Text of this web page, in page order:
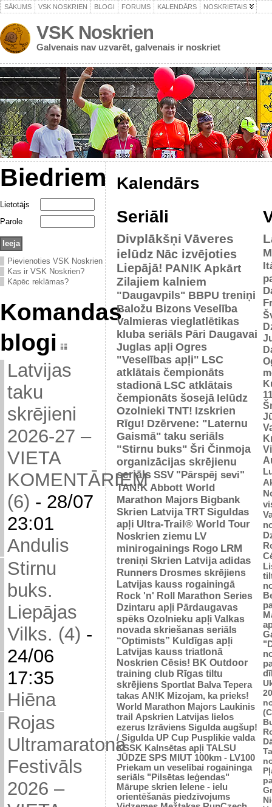
SĀKUMS VSK NOSKRIEN BLOGI FORUMS KALENDĀRS NOSKRIETAIS
VSK Noskrien
Galvenais nav uzvarēt, galvenais ir noskriet
Biedriem
Lietotājs
Parole
Pievienoties VSK Noskrien
Kas ir VSK Noskrien?
Kāpēc reklāmas?
Komandas
blogi
Latvijas
taku
skrējieni
2026-27 –
VIETA
KOMENTĀRIEM
(6) - 28/07
23:01
Andulis
Stirnu
buks.
Liepājas
Vilks. (4) -
24/06
17:35
Hiēna
Rojas
Ultramaratona
Festivāls
2026 –
Kalendārs
Seriāli
Divplākšņi Vāveres
ielūdz Nāc izvējoties
Liepājā! PAN!K Apkārt
Zilajiem kalniem
"Daugavpils" BBPU treniņi
Baložu BizonsVeselība
Valmieras vieglatlētikas
kluba seriāls Pāri Daugavai
Juglas apļi Ogres
"Veselības apļi" LSC
atklātais čempionāts
stadionā LSC atklātais
čempionāts šosejā Ielūdz
Ozolnieki TNT! Izskrien
Rīgu! Dzērvene: "Laternu
Gaismā" taku seriāls
"Stirnu buks" Šri Činmoja
organizācijas skrējienu
seriāls SSV "Pārspēj sevi"
TAN!K Abbott World
Marathon Majors Bigbank
Skrien Latvija TRT Siguldas
apļi Ultra-Trail® World Tour
Noskrien ziemu LV
minirogainings Rogo LRM
treniņi Skrien Latvija adidas
Runners Drosmes skrējiens
Latvijas kauss rogainingā
Rock 'n' Roll Marathon Series
Dzintaru apļi Pārdaugavas
spēks Ozolnieku apļi Valkas
novada skriešanas seriāls
“Optimists” Kuldīgas apļi
Latvijas kauss triatlonā
Noskrien Cēsis! BK Outdoor
training club Rīgas tiltu
skrējiens Sportlat Balva Tepera
takas AN!K Mizojam, ka prieks!
World Marathon Majors Laukinis
trail Apskrien Latvijas lielos
ezerus Izrāviens Sigulda augšup!
/ Sigulda UP Cup Pusplikie valda
KSSK Kalnsētas apļi TALSU
JŪDZE SPS MIUT 100km - LV100
Priekam un veselībai rogaininga
seriāls "Pilsētas leģendas"
Mārupe skrien Ielene - ielu
orientēšanās piedzīvojums